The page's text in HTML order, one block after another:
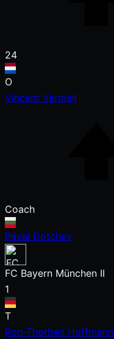
24
O
Vincent Vermeij
Coach
Pavel Dotchev
FC Bayern München II
1
T
Ron-Thorben Hoffmann